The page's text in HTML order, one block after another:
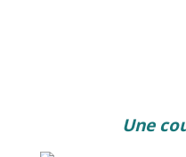
Une